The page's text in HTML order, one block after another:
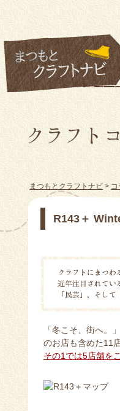
まつもとクラフトナビ > コ
R143＋
「冬こそ、街へ。
のお店も含めた11
その1では5店舗を